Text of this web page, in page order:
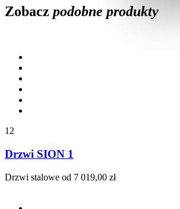
Zobacz podobne produkty
12
Drzwi SION 1
Drzwi stalowe od 7 019,00 zł